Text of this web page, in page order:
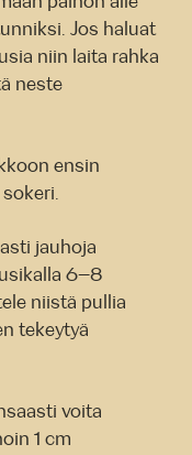
Jos haluat
niin laita rahka
neste
ensin
jauhoja
6–8
niistä pullia
tekeytyä
voita
1 cm